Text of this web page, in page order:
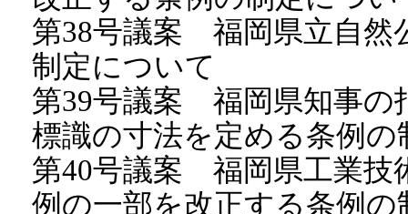
第38号議案 福岡県立自然
制定について
第39号議案 福岡県知事の
標識の寸法を定める条例
第40号議案 福岡県工業技
例の一部を改正する条例